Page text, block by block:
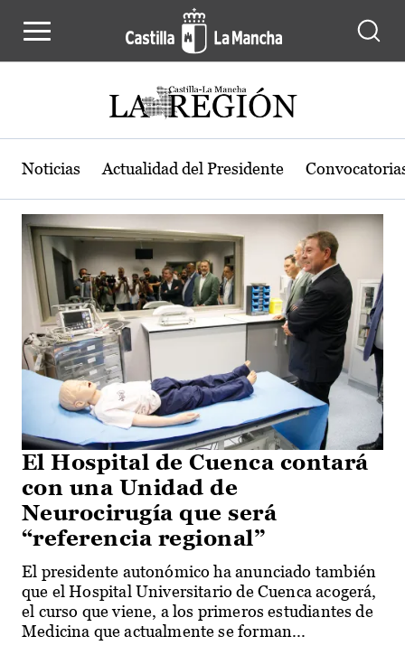
Actualidad de la región de Castilla-
Noticias Actualidad del Presidente
El Hospital de Cuenca contará
con una Unidad de
Neurocirugía que será
“referencia regional”
El presidente autonómico ha anunciado también
que el Hospital Universitario de Cuenca acogerá,
el curso que viene, a los primeros estudiantes de
Medicina que actualmente se forman...